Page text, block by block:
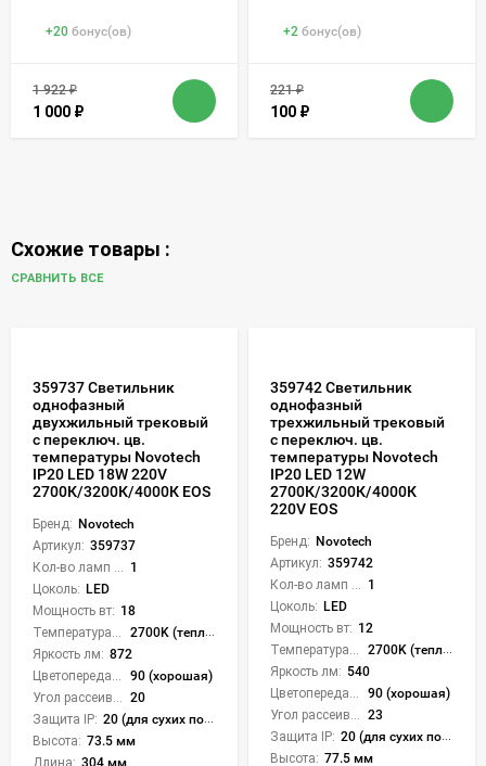
+20 бонус(ов)
1 922₽
1 000 ₽
+2 бонус(ов)
221₽
100 ₽
Схожие товары :
СРАВНИТЬ ВСЕ
359737 Светильник
однофазный
двухжильный трековый
с переключ. цв.
температуры Novotech
IP20 LED 18W 220V
2700К/3200К/4000К EOS
Бренд: Novotech
Артикул: 359737
Кол-во ламп или LED: 1
Цоколь: LED
Мощность вт: 18
Температура света:
2700K (теплый), 3200K (теплый), 4000K (нейтральный), CCT механическое переключение
Яркость лм: 872
Цветопередача (CRI):
90 (хорошая)
Угол рассеивания света °: 20
Защита IP: 20 (для сухих пом.)
Высота: 73.5 мм
Длина: 304 мм
359742 Светильник
однофазный
трехжильный трековый
с переключ. цв.
температуры Novotech
IP20 LED 12W
2700К/3200К/4000К
220V EOS
Бренд: Novotech
Артикул: 359742
Кол-во ламп или LED: 1
Цоколь: LED
Мощность вт: 12
Температура света:
2700K (теплый), 3200K (теплый), 4000K (нейтральный), CCT механическое переключение
Яркость лм: 540
Цветопередача (CRI):
90 (хорошая)
Угол рассеивания света °: 23
Защита IP: 20 (для сухих пом.)
Высота: 77.5 мм